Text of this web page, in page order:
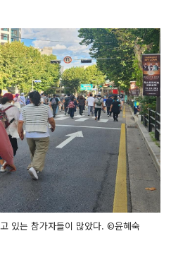
있는 참가자들이 많았다. ©윤혜숙